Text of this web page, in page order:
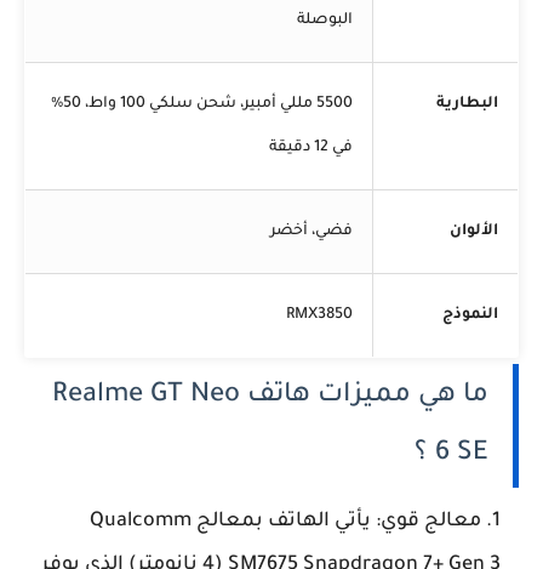
البوصلة
البطارية 5500 مللي أمبير، شحن سلكي 100 واط، 50%
في 12 دقيقة
الألوان فضي، أخضر
النموذج RMX3850
ما هي مميزات هاتف Realme GT Neo
6 SE ؟
معالج قوي: يأتي الهاتف بمعالج Qualcomm